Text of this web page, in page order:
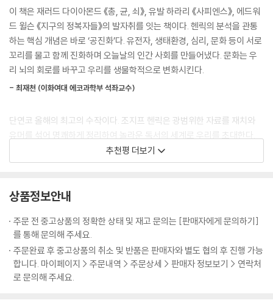
Chapter 14 총, 균, 쇠 그리고 다른 요인들
경제적 불평등의 기원 │ 세계화 그 이후
감사의 말
부록
주
《위어드》에 쏟아진 찬사들이다.
이렇듯 전 세계가 이 책에 주목하고 열광하는 이유는 무엇일까? 수많은 학
자들이 ‘왜 서구가 부상했는가’라는 문제에 천착해왔다. 이 질문에 대해 저
자가 내놓는 대담하고도 흥미로운 대답에서 우리는 역사가 인간의 심리를
확인할 수 있다. 진화생물학과 문화 진화, 심리적 연구와 현장 실험, 첨단
평을 받는 저자의 글은 재레드 다이아몬드의 《총, 균, 쇠》 유발 하라리의
《사피엔스》와 함께 회자되며, 근대의 기원에 관심이 있는 사람에게 필독
5가지 키워드를 통해 인간의 심리와 사회의 진화론을 파헤치다!
서구의(Western) 교육 수준이 높고(Educated) 산업화된(Industriali
zed) 부유하고(Rich) 민주적인(Democratic) 사람들. 어쩌면 당신도
WEIRD 일지 모른다. 만약 그렇다면 당신은 심리적으로 조금 독특한 특징
을 갖고 있을 것이다. 오늘날 세계의 많은 지역, 그리고 지금까지 살았던 대
다수 사람들과 달리, WEIRD는 대단히 개인주의적이고, 자신의 생각에 사
이 책은 재러드 다이아몬드 《총, 균, 쇠》, 유발 하라리 《사피엔스》, 에드워
드 윌슨 《지구의 정복자들》의 발자취를 잇는 책이다. 헨릭의 분석을 관통
하는 핵심 개념은 바로 ‘공진화’다. 유전자, 생태환경, 심리, 문화 등이 서로
꼬리를 물고 함께 진화하며 오늘날의 인간 사회를 만들어냈다. 문화는 우
리 뇌의 회로를 바꾸고 우리를 생물학적으로 변화시킨다.
- 최재천 (이화여대 에코과학부 석좌교수)
단연코 올해의 최고의 수작이다. 조지프 헨릭은 광범위한 자료를 재치와
유머를 섞어 명쾌하게 정리하여 놀라운 독서의 세계로 우리를 초대한다.
- 캐스 선스타인 (하버드대학교 로스쿨 교수, 《우리는 왜 극단에 끌리는가》 저자)
터를 망라하여 친족에 기반한 사회에서 근대 세계로 넘어가는 과정을 완전
히 다른 시각에서 야심차게 설명해냈다.
- 프랜시스 후쿠야마 (스탠퍼드대학교수 겸 정치경제학자, 《역사의 종말》 저자)
인류학, 역사학, 심리학, 경제학을 통합하여 현대 서양의 문화가 다른 모든
문화와 어떻게 다른지를 명쾌하게 설명해낸 탁월한 저작이다. 인간의 본성
추천평 더보기
상품정보안내
주문 전 중고상품의 정확한 상태 및 재고 문의는 [판매자에게 문의하기]
를 통해 문의해 주세요.
주문완료 후 중고상품의 취소 및 반품은 판매자와 별도 협의 후 진행 가능
합니다. 마이페이지 > 주문내역 > 주문상세 > 판매자 정보보기 > 연락처
로 문의해 주세요.